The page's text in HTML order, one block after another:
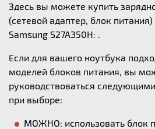
Здесь вы можете купить
(сетевой адаптер, блок
Samsung S27A350H: .
Если для вашего ноутбука
моделей блоков питания, вы
руководствоваться
при выборе:
МОЖНО: использовать блок